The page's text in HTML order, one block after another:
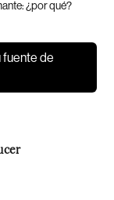
¿por qué?
fuente de